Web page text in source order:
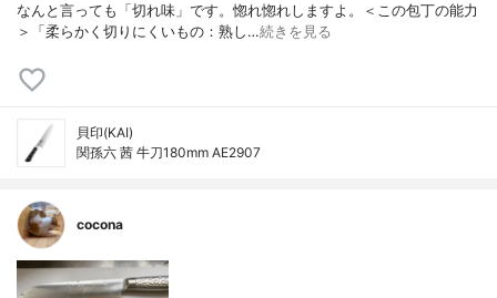
なんと言っても「切れ味」です。惚れ惚れしますよ。＜この包丁の能力
＞「柔らかく切りにくいもの：熟し…続きを見る
貝印(KAI)
関孫六 茜 牛刀180mm AE2907
cocona